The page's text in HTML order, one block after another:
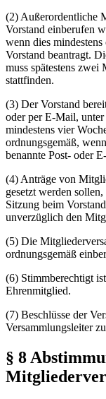
(2) Außerordentliche
Vorstand einberufen
wenn dies
Vorstand beantragt.
muss spätestens zwei
stattfinden.
(3) Der Vorstand
oder per E-Mail,
mindestens vier
ordnungsgemäß,
benannte Post- oder
(4) Anträge von
gesetzt werden
Sitzung beim
unverzüglich den
(5) Die
ordnungsgemäß
(6) Stimmberechtigt
Ehrenmitglied.
(7) Beschlüsse der
Versammlungsleiter
§ 8